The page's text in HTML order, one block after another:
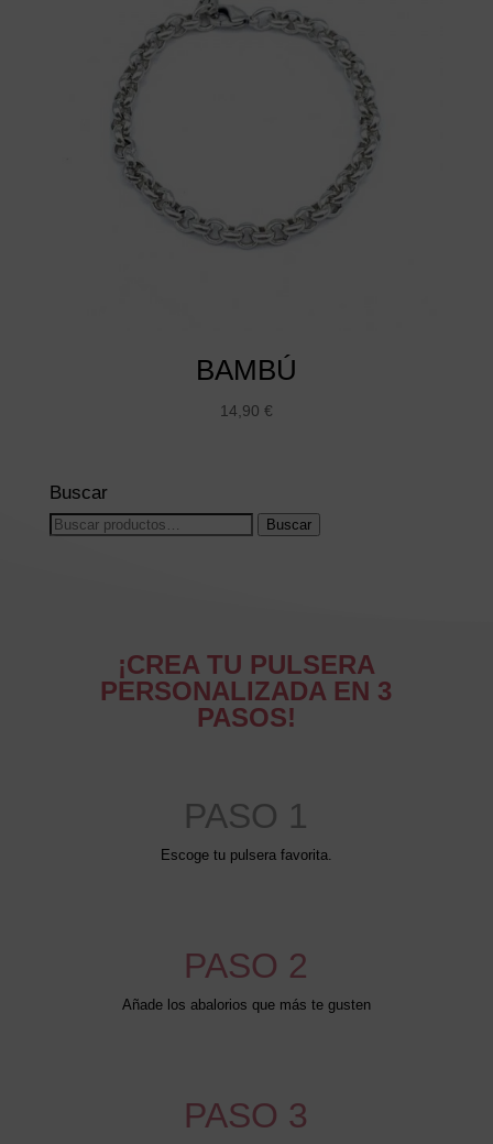
BAMBÚ
14,90 €
Buscar
Buscar
Buscar
¡CREA TU PULSERA
PERSONALIZADA EN 3
PASOS!
PASO 1
Escoge tu pulsera favorita.
PASO 2
Añade los abalorios que más te gusten
PASO 3